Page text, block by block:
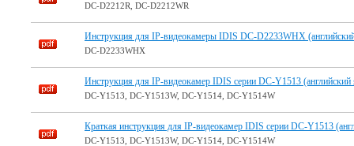
DC-D2212R, DC-D2212WR
Инструкция для IP-видеокамеры IDIS DC-D2233WHX
DC-D2233WHX
Инструкция для IP-видеокамер IDIS серии DC-Y1513 (английский
DC-Y1513, DC-Y1513W, DC-Y1514, DC-Y1514W
Краткая инструкция для IP-видеокамер IDIS серии DC-Y1513
DC-Y1513, DC-Y1513W, DC-Y1514, DC-Y1514W